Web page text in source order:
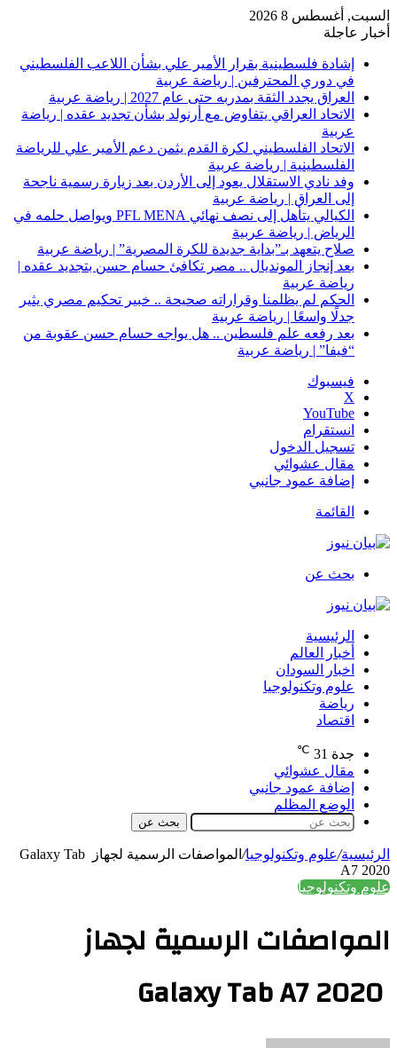
السبت, أغسطس 8 2026
أخبار عاجلة
إشادة فلسطينية بقرار الأمير علي بشأن اللاعب الفلسطيني
في دوري المحترفين | رياضة عربية
العراق يجدد الثقة بمدربه حتى عام 2027 | رياضة عربية
الاتحاد العراقي يتفاوض مع أرنولد بشأن تجديد عقده | رياضة
عربية
الاتحاد الفلسطيني لكرة القدم يثمن دعم الأمير علي للرياضة
الفلسطينية | رياضة عربية
وفد نادي الاستقلال يعود إلى الأردن بعد زيارة رسمية ناجحة
إلى العراق | رياضة عربية
الكيالي يتأهل إلى نصف نهائي PFL MENA ويواصل حلمه في
الرياض | رياضة عربية
صلاح يتعهد بـ”بداية جديدة للكرة المصرية” | رياضة عربية
بعد إنجاز المونديال .. مصر تكافئ حسام حسن بتجديد عقده |
رياضة عربية
الحكم لم يظلمنا وقراراته صحيحة .. خبير تحكيم مصري يثير
جدلًا واسعًا | رياضة عربية
بعد رفعه علم فلسطين .. هل يواجه حسام حسن عقوبة من
“فيفا” | رياضة عربية
فيسبوك
‫X
‫YouTube
انستقرام
تسجيل الدخول
مقال عشوائي
إضافة عمود جانبي
القائمة
بحث عن
الرئيسية
أخبار العالم
اخبار السودان
علوم وتكنولوجيا
رياضة
اقتصاد
جدة 31
℃
مقال عشوائي
إضافة عمود جانبي
الوضع المظلم
بحث عن
الرئيسية/علوم وتكنولوجيا/
المواصفات الرسمية لجهاز Galaxy Tab
A7 2020
علوم وتكنولوجيا
المواصفات الرسمية لجهاز